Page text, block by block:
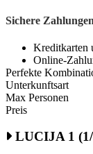
Sichere Zahlungen
Kreditkarten
Online-
Perfekte
Unterkunftsart
Max Personen
Preis
LUCIJA 1